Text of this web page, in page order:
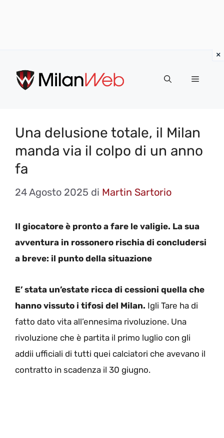
contenuto
MENU
Una delusione totale, il Milan
manda via il colpo di un anno
fa
24 Agosto 2025 di Martin Sartorio
Il giocatore è pronto a fare le valigie. La sua
avventura in rossonero rischia di concludersi
a breve: il punto della situazione
E’ stata un’estate ricca di cessioni quella che
hanno vissuto i tifosi del Milan. Igli Tare ha di
fatto dato vita all’ennesima rivoluzione. Una
rivoluzione che è partita il primo luglio con gli
addii ufficiali di tutti quei calciatori che avevano il
contratto in scadenza il 30 giugno.